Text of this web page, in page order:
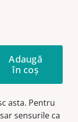
Adaugă
în coș
asta. Pentru
sensurile ca